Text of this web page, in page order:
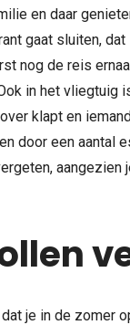
en daar
gaat sluiten,
nog de reis
in het vliegtuig
klapt en
door een aantal
je in de zomer